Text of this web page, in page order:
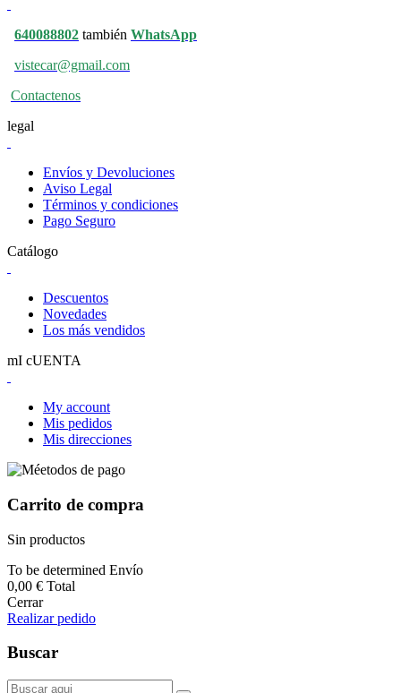
640088802 también WhatsApp
vistecar@gmail.com
Contactenos
legal
Envíos y Devoluciones
Aviso Legal
Términos y condiciones
Pago Seguro
Catálogo
Descuentos
Novedades
Los más vendidos
mI cUENTA
My account
Mis pedidos
Mis direcciones
Carrito de compra
Sin productos
To be determined Envío
0,00 € Total
Cerrar
Realizar pedido
Buscar